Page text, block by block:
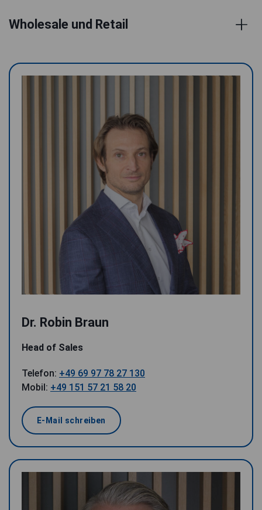
Wholesale und Retail
Dr. Robin Braun
Head of Sales
Telefon: +49 69 97 78 27 130
Mobil: +49 151 57 21 58 20
E-Mail schreiben